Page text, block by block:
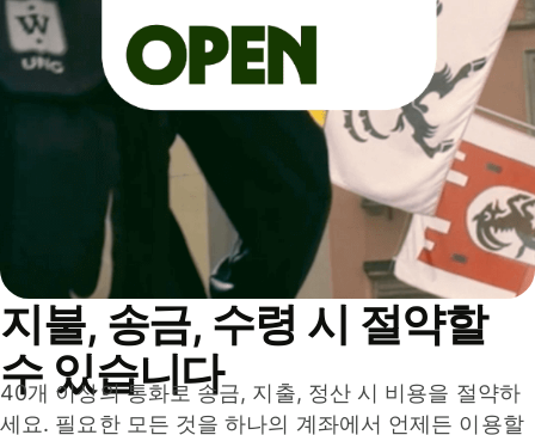
지불, 송금, 수령 시 절약할
수 있습니다
40개 이상의 통화로 송금, 지출, 정산 시 비용을 절약하
세요. 필요한 모든 것을 하나의 계좌에서 언제든 이용할